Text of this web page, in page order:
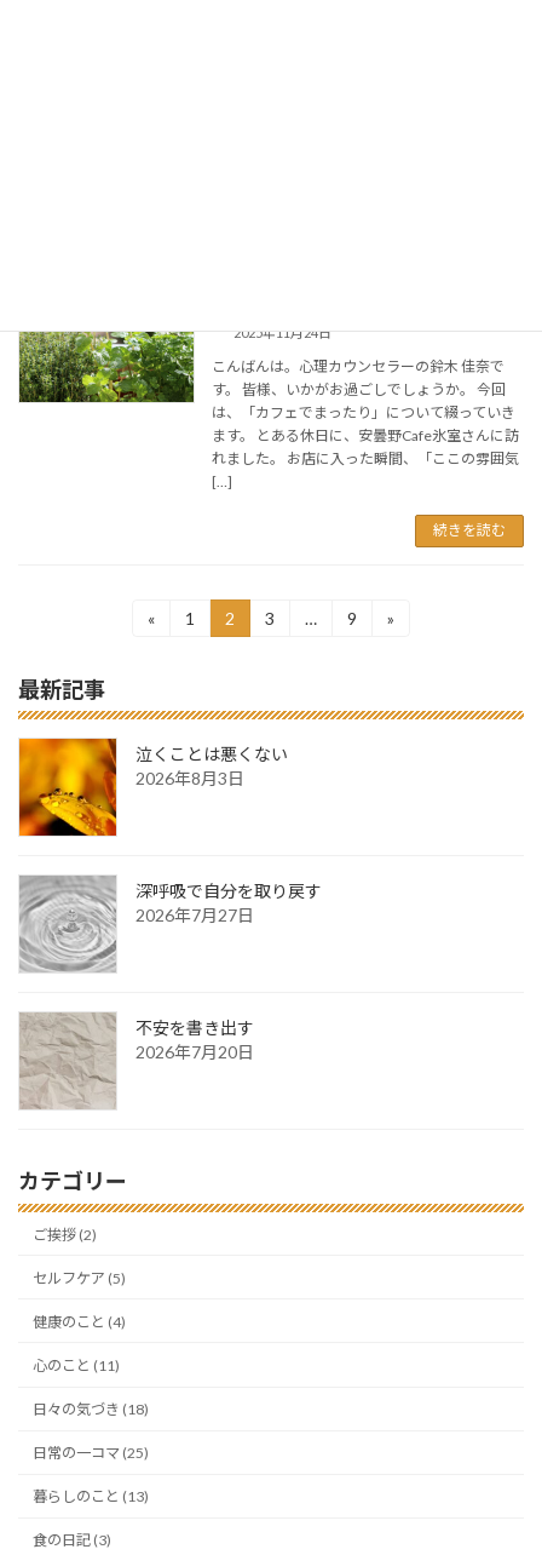
2025年11月24日
こんばんは。心理カウンセラーの鈴木 佳奈で
す。 皆様、いかがお過ごしでしょうか。 今回
は、「カフェでまったり」について綴っていき
ます。 とある休日に、安曇野Cafe氷室さんに訪
れました。 お店に入った瞬間、「ここの雰囲気
[…]
続きを読む
の
ペ
ー
ジ
送
り
«
固
ジ
1
固
定
ジ
2
固
ジ
3 …
固
ジ
9 »
最新記事
泣くことは悪くない
2026年8月3日
深呼吸で自分を取り戻す
2026年7月27日
不安を書き出す
2026年7月20日
カテゴリー
ご挨拶 (2)
セルフケア (5)
健康のこと (4)
心のこと (11)
日々の気づき (18)
日常の一コマ (25)
暮らしのこと (13)
食の日記 (3)